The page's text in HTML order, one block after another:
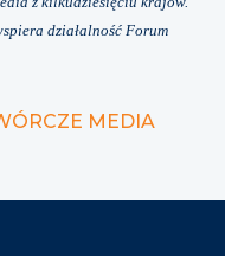
działalność Forum
MEDIA